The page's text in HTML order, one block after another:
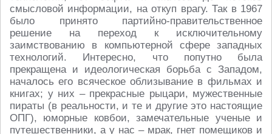
смысловой информации, на откуп врагу. Так в 1967
было принято партийно-правительственное
решение на переход к исключительному
заимствованию в компьютерной сфере западных
технологий. Интересно, что попутно была
прекращена и идеологическая борьба с Западом,
началось его всяческое облизывание в фильмах и
книгах; у них – прекрасные рыцари, мужественные
пираты (в реальности, и те и другие это настоящие
ОПГ), юморные ковбои, замечательные ученые и
путешественники, а у нас – мрак, гнет помещиков и